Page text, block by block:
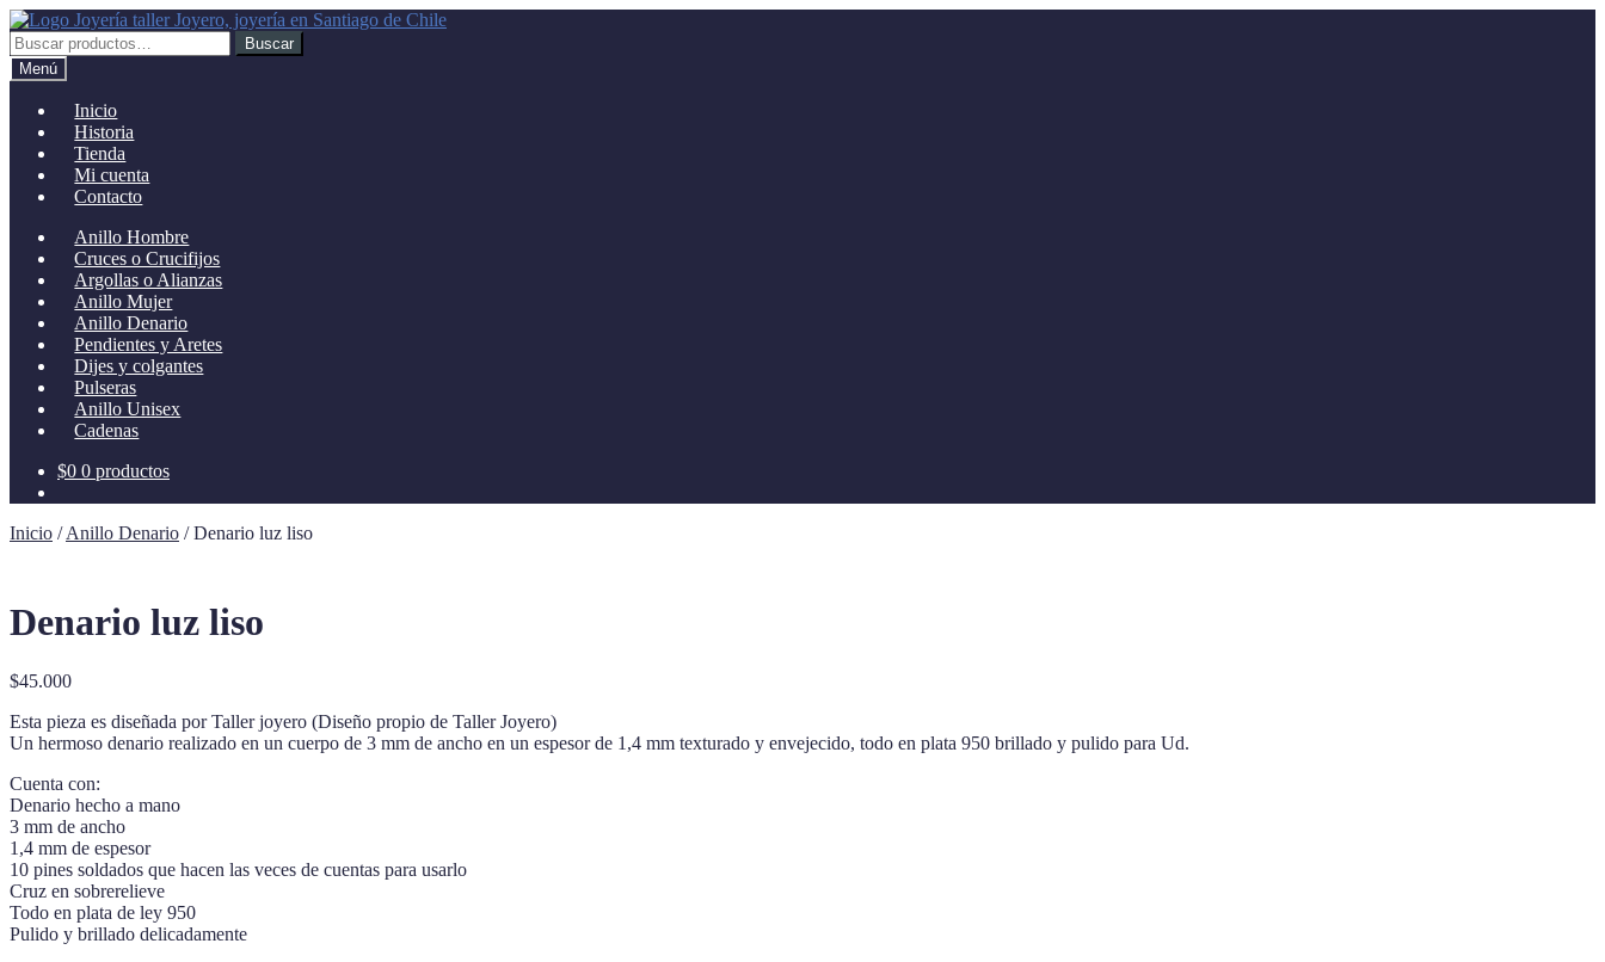
Ir
a
la
navegación
Ir
al
contenido
Buscar
por:
Buscar
Menú
Inicio
Historia
Tienda
Mi cuenta
Contacto
Anillo Hombre
Cruces o Crucifijos
Argollas o Alianzas
Anillo Mujer
Anillo Denario
Pendientes y Aretes
Dijes y colgantes
Pulseras
Anillo Unisex
Cadenas
$0 0 productos
Inicio /Anillo Denario /Denario luz liso
Denario luz liso
$45.000
Esta pieza es diseñada por Taller joyero (Diseño propio de Taller Joyero)
Un hermoso denario realizado en un cuerpo de 3 mm de ancho en un espesor de 1,4 mm texturado y envejecido, todo en plata 950 brillado y pulido para Ud.
Cuenta con:
Denario hecho a mano
3 mm de ancho
1,4 mm de espesor
10 pines soldados que hacen las veces de cuentas para usarlo
Cruz en sobrerelieve
Todo en plata de ley 950
Pulido y brillado delicadamente